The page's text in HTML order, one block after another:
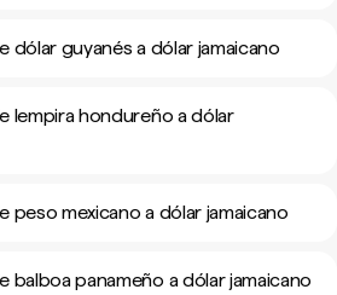
dólar guyanés a dólar jamaicano
lempira hondureño a dólar
peso mexicano a dólar jamaicano
balboa panameño a dólar jamaicano